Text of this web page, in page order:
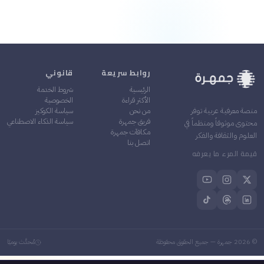
منصة معرفية عربية توفر
محتوى موثوقاً ومنظماً في
العلوم والثقافة والفكر
قيمة المرء ما يعرفه
روابط سريعة
الرئيسية
الأكثر قراءة
من نحن
فريق جمهرة
مكافآت جمهرة
اتصل بنا
قانوني
شروط الخدمة
الخصوصية
سياسة الكوكيز
سياسة الذكاء الاصطناعي
©
2026 جمهرة — جميع الحقوق محفوظة مُحدَّث يوميًا